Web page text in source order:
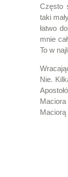
Często
taki
łatwo
mnie
To w
Nie.
Maciorą